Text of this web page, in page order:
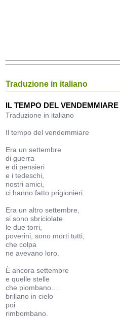
Traduzione in italiano
IL TEMPO DEL VENDEMMIARE
Traduzione in italiano
Il tempo del vendemmiare
Era un settembre
di guerra
e di pensieri
e i tedeschi,
nostri amici,
ci hanno fatto prigionieri.
Era un altro settembre,
si sono sbriciolate
le due torri,
poverini, sono morti tutti,
che colpa
ne avevano loro.
È ancora settembre
e quelle stelle
che piombano…
brillano in cielo
poi
rimbombano.